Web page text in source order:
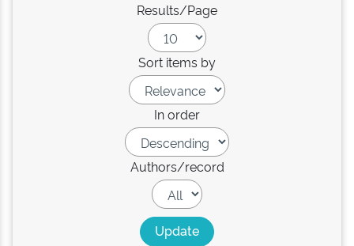
Results/Page
Sort items by
In order
Authors/record